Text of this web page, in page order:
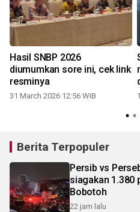
Hasil SNBP 2026
diumumkan sore ini, cek link
resminya
31 March 2026 12:56 WIB
Berita Terpopuler
Persib vs
siagakan 1.380
Bobotoh
22 jam lalu